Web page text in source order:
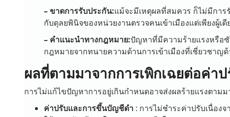
– ขาดการรับประกัน:แม้จะมีเหตุผลที่สมควร ก็ไม่มีกา
กับดุลยพินิจของหน่วยงานตรวจคนเข้าเมืองแต่เพียงผู้เดี
– คำแนะนำทางกฎหมาย:ปัญหาที่มีความร้ายแรงหรือ
กฎหมายจากทนายความด้านการเข้าเมืองที่เชี่ยวชาญ
ผลที่ตามมาจากการเพิกเฉยต่อค่า
การไม่แก้ไขปัญหาการอยู่เกินกำหนดอาจส่งผลร้ายแรงตามม
ค่าปรับและการขึ้นบัญชีดำ: การไม่ชำระค่าปรับเนื่อง